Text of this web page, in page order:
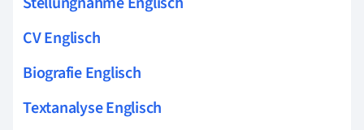
CV Englisch
Biografie Englisch
Textanalyse Englisch